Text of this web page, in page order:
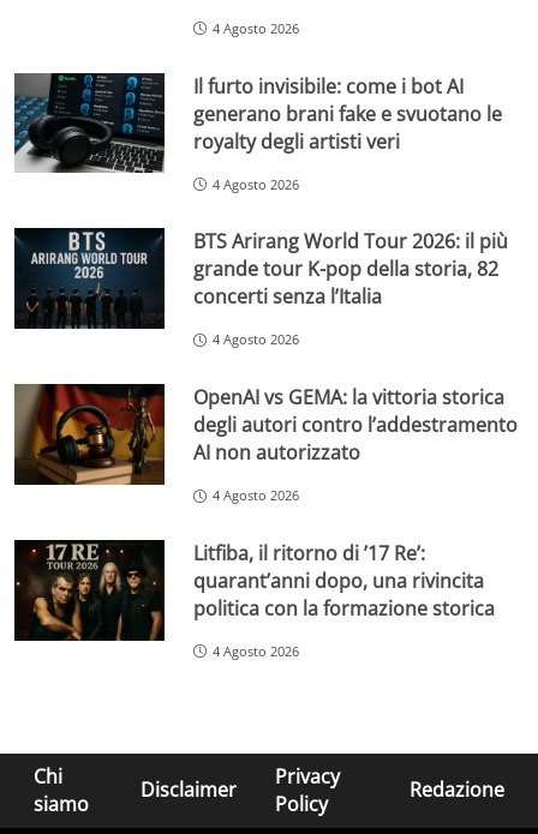
4 Agosto 2026
Il furto invisibile: come i bot AI
generano brani fake e svuotano le
royalty degli artisti veri
4 Agosto 2026
BTS Arirang World Tour 2026: il più
grande tour K-pop della storia, 82
concerti senza l’Italia
4 Agosto 2026
OpenAI vs GEMA: la vittoria storica
degli autori contro l’addestramento
AI non autorizzato
4 Agosto 2026
Litfiba, il ritorno di ’17 Re’:
quarant’anni dopo, una rivincita
politica con la formazione storica
4 Agosto 2026
Chi
siamo
Disclaimer
Privacy
Policy
Redazione